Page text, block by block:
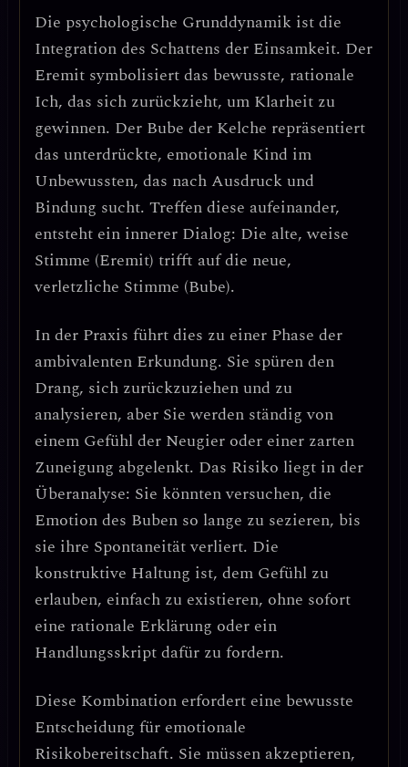
Die psychologische Grunddynamik ist die
Integration des Schattens der Einsamkeit. Der
Eremit symbolisiert das bewusste, rationale
Ich, das sich zurückzieht, um Klarheit zu
gewinnen. Der Bube der Kelche repräsentiert
das unterdrückte, emotionale Kind im
Unbewussten, das nach Ausdruck und
Bindung sucht. Treffen diese aufeinander,
entsteht ein innerer Dialog: Die alte, weise
Stimme (Eremit) trifft auf die neue,
verletzliche Stimme (Bube).
In der Praxis führt dies zu einer Phase der
ambivalenten Erkundung. Sie spüren den
Drang, sich zurückzuziehen und zu
analysieren, aber Sie werden ständig von
einem Gefühl der Neugier oder einer zarten
Zuneigung abgelenkt. Das Risiko liegt in der
Überanalyse: Sie könnten versuchen, die
Emotion des Buben so lange zu sezieren, bis
sie ihre Spontaneität verliert. Die
konstruktive Haltung ist, dem Gefühl zu
erlauben, einfach zu existieren, ohne sofort
eine rationale Erklärung oder ein
Handlungsskript dafür zu fordern.
Diese Kombination erfordert eine bewusste
Entscheidung für emotionale
Risikobereitschaft. Sie müssen akzeptieren,